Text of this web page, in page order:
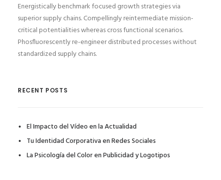
Energistically benchmark focused growth strategies via
superior supply chains. Compellingly reintermediate mission-
critical potentialities whereas cross functional scenarios.
Phosfluorescently re-engineer distributed processes without
standardized supply chains.
RECENT POSTS
El Impacto del Vídeo en la Actualidad
Tu Identidad Corporativa en Redes Sociales
La Psicología del Color en Publicidad y Logotipos